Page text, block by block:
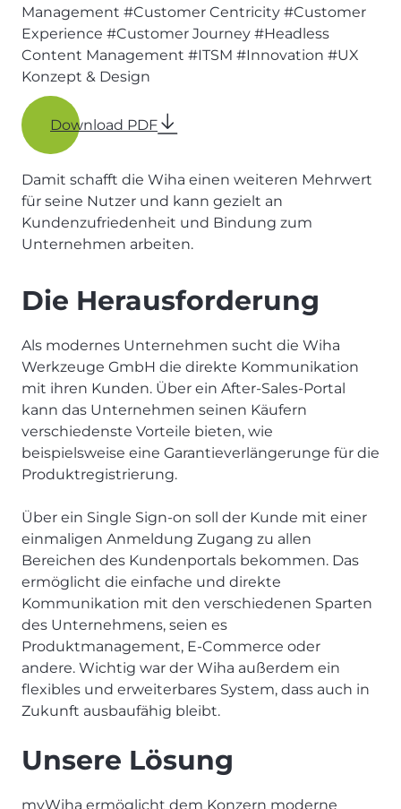
Management #Customer Centricity #Customer
Experience #Customer Journey #Headless
Content Management #ITSM #Innovation #UX
Konzept & Design
Download PDF
Damit schafft die Wiha einen weiteren Mehrwert
für seine Nutzer und kann gezielt an
Kundenzufriedenheit und Bindung zum
Unternehmen arbeiten.
Die Herausforderung
Als modernes Unternehmen sucht die Wiha
Werkzeuge GmbH die direkte Kommunikation
mit ihren Kunden. Über ein After-Sales-Portal
kann das Unternehmen seinen Käufern
verschiedenste Vorteile bieten, wie
beispielsweise eine Garantieverlängerunge für die
Produktregistrierung.
Über ein Single Sign-on soll der Kunde mit einer
einmaligen Anmeldung Zugang zu allen
Bereichen des Kundenportals bekommen. Das
ermöglicht die einfache und direkte
Kommunikation mit den verschiedenen Sparten
des Unternehmens, seien es
Produktmanagement, E-Commerce oder
andere. Wichtig war der Wiha außerdem ein
flexibles und erweiterbares System, dass auch in
Zukunft ausbaufähig bleibt.
Unsere Lösung
myWiha ermöglicht dem Konzern moderne